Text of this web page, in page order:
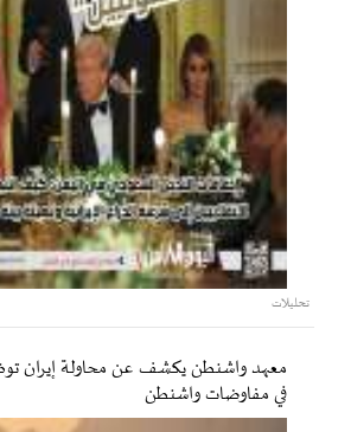
تحليلات
معهد واشنطن يكشف عن محاولة إيران
في مفاوضات واشنطن